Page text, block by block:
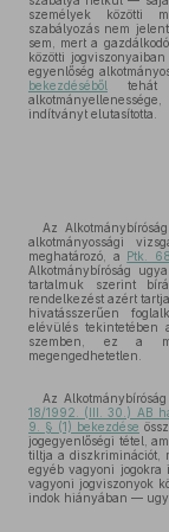
személyek közötti
szabályozás nem
sem, mert a
közötti
egyenlőség
bekezdéséből tehát
indítványt elutasította.
Az
alkotmányossági
meghatározó, a Ptk.
Alkotmánybíróság
tartalmuk szerint
rendelkezést azért
hivatásszerűen
elévülés tekintetében
szemben, ez a
megengedhetetlen.
Az
18/1992. (III. 30.) AB
9. § (1) bekezdése
jogegyenlőségi tétel,
tiltja a diszkriminációt,
egyéb vagyoni jogokra
vagyoni jogviszonyok
indok hiányában —